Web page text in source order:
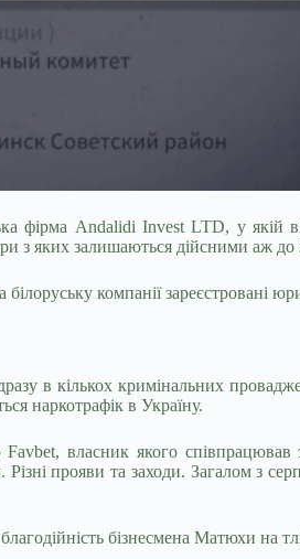
фірма Andalidi Invest LTD, у якій
з яких залишаються дійсними аж
компанії зареєстровані
в кількох кримінальних
наркотрафік в Україну.
Favbet, власник якого
прояви та заходи. Загалом з
бізнесмена Матюхи на